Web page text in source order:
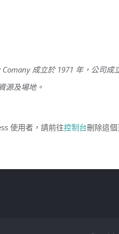
Comany 成立於 1971 年，公司
源及場地。
使用者，請前往控制台刪除這